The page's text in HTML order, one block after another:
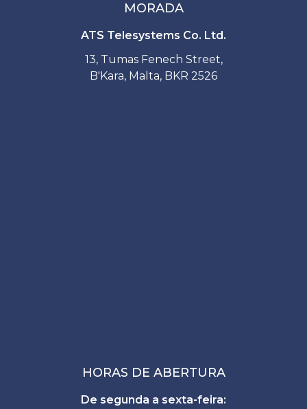
MORADA
ATS Telesystems Co. Ltd.
13, Tumas Fenech Street,
B'Kara, Malta, BKR 2526
HORAS DE ABERTURA
De segunda a sexta-feira: